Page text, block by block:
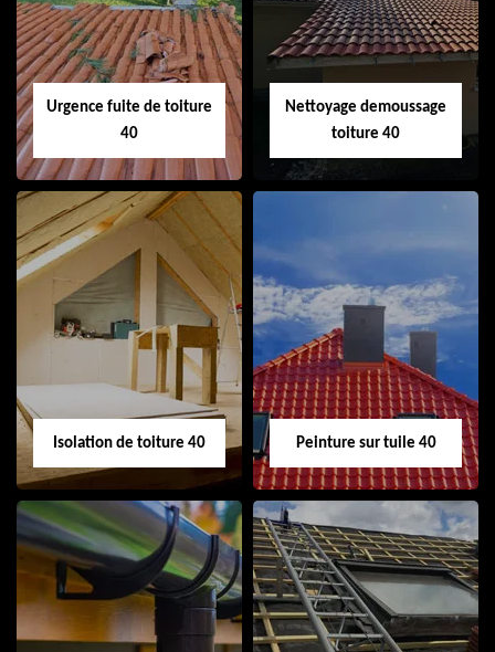
cheminée 40
Urgence fuite de toiture
40
Urgence fuite de
toiture 40
Nettoyage demoussage
toiture 40
Nettoyage
demoussage
toiture 40
Isolation de toiture 40
Isolation de toiture
40
Peinture sur tuile 40
Peinture sur tuile
40